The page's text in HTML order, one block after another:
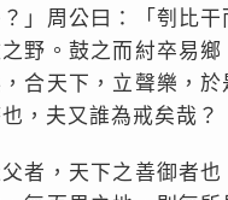
」周公曰：「刳比
野。鼓之而紂卒易
合天下，立聲樂，
也，夫又誰為戒矣哉？
者，天下之善御者